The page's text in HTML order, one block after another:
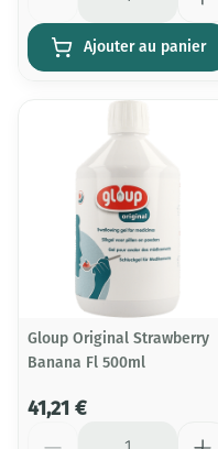
Ajouter au panier
Gloup Original Strawberry
Banana Fl 500ml
41,21 €